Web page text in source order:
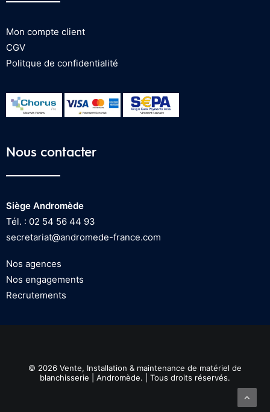
Mon compte client
CGV
Politque de confidentialité
Nous contacter
Siège Andromède
Tél. : 02 54 56 44 93
secretariat@andromede-france.com
Nos agences
Nos engagements
Recrutements
© 2026 Vente, Installation & maintenance de matériel de
blanchisserie | Andromède. | Tous droits réservés.